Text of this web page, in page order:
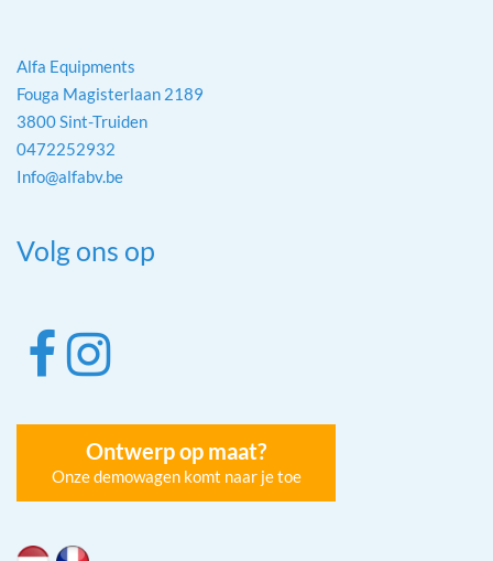
Alfa Equipments
Fouga Magisterlaan 2189
3800 Sint-Truiden
0472252932
Info@alfabv.be
Volg ons op
Ontwerp op maat?
Onze demowagen komt naar je toe